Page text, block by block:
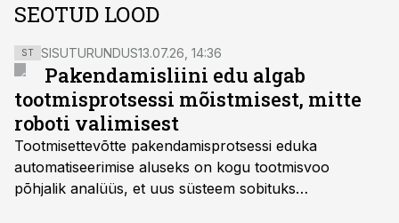
SEOTUD LOOD
ST SISUTURUNDUS13.07.26, 14:36
Pakendamisliini edu algab
tootmisprotsessi mõistmisest, mitte
roboti valimisest
Tootmisettevõtte pakendamisprotsessi eduka
automatiseerimise aluseks on kogu tootmisvoo
põhjalik analüüs, et uus süsteem sobituks